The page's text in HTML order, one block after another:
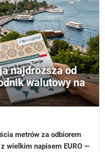
najdroższa od
walutowy na
metrów za odbiorem
wielkim napisem EURO —